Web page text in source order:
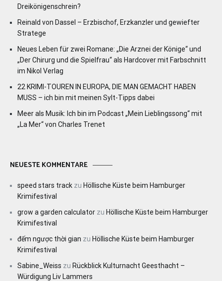
Dreikönigenschrein?
Reinald von Dassel – Erzbischof, Erzkanzler und gewiefter
Stratege
Neues Leben für zwei Romane: „Die Arznei der Könige“ und
„Der Chirurg und die Spielfrau“ als Hardcover mit Farbschnitt
im Nikol Verlag
22 KRIMI-TOUREN IN EUROPA, DIE MAN GEMACHT HABEN
MUSS – ich bin mit meinen Sylt-Tipps dabei
Meer als Musik: Ich bin im Podcast „Mein Lieblingssong“ mit
„La Mer“ von Charles Trenet
NEUESTE KOMMENTARE
speed stars track zu Höllische Küste beim Hamburger
Krimifestival
grow a garden calculator zu Höllische Küste beim Hamburger
Krimifestival
đếm ngược thời gian zu Höllische Küste beim Hamburger
Krimifestival
Sabine_Weiss zu Rückblick Kulturnacht Geesthacht –
Würdigung Liv Lammers